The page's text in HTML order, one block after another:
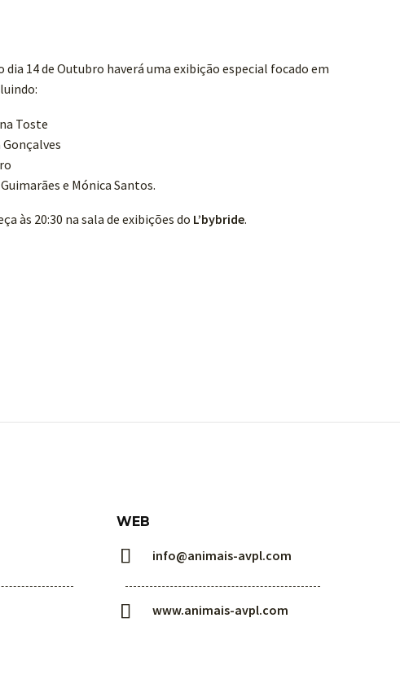
dia 14 de Outubro haverá uma exibição especial focado em
Toste
Gonçalves
e Mónica Santos.
às 20:30 na sala de exibições do L’bybride.
WEB

 info@animais-avpl.com

 www.animais-avpl.com